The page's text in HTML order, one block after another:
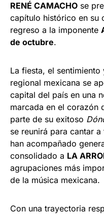
RENÉ CAMACHO se
capítulo histórico en su
regreso a la imponente
de octubre.
La fiesta, el
regional mexicana se
capital del país en una
marcada en el corazón
parte de su exitoso
se reunirá para cantar
han acompañado
consolidado a LA
agrupaciones más
de la música mexicana.
Con una trayectoria